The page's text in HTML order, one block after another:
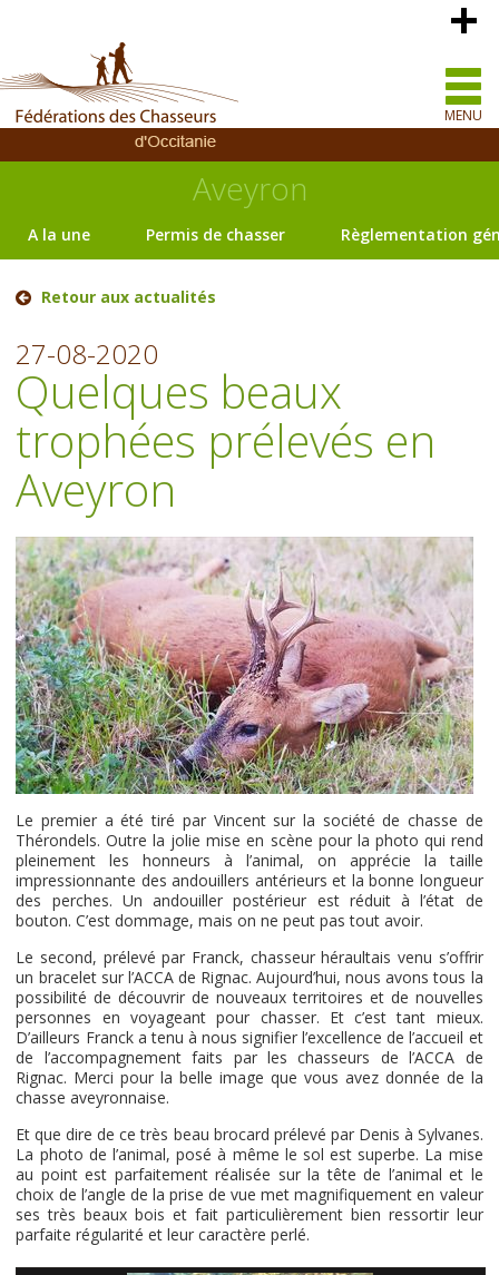
MENU
Aveyron
A la une Permis de chasser Règlementation
Retour aux actualités
27-08-2020
Quelques beaux
trophées prélevés en
Aveyron
Le premier a été tiré par Vincent sur la société de chasse de
Thérondels. Outre la jolie mise en scène pour la photo qui rend
pleinement les honneurs à l’animal, on apprécie la taille
impressionnante des andouillers antérieurs et la bonne longueur
des perches. Un andouiller postérieur est réduit à l’état de
bouton. C’est dommage, mais on ne peut pas tout avoir.
Le second, prélevé par Franck, chasseur héraultais venu s’offrir
un bracelet sur l’ACCA de Rignac. Aujourd’hui, nous avons tous la
possibilité de découvrir de nouveaux territoires et de nouvelles
personnes en voyageant pour chasser. Et c’est tant mieux.
D’ailleurs Franck a tenu à nous signifier l’excellence de l’accueil et
de l’accompagnement faits par les chasseurs de l’ACCA de
Rignac. Merci pour la belle image que vous avez donnée de la
chasse aveyronnaise.
Et que dire de ce très beau brocard prélevé par Denis à Sylvanes.
La photo de l’animal, posé à même le sol est superbe. La mise
au point est parfaitement réalisée sur la tête de l’animal et le
choix de l’angle de la prise de vue met magnifiquement en valeur
ses très beaux bois et fait particulièrement bien ressortir leur
parfaite régularité et leur caractère perlé.